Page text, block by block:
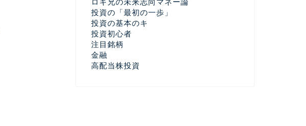
ロキ兄の未来志向マネー論
投資の「最初の一歩」
投資の基本のキ
投資初心者
注目銘柄
金融
高配当株投資